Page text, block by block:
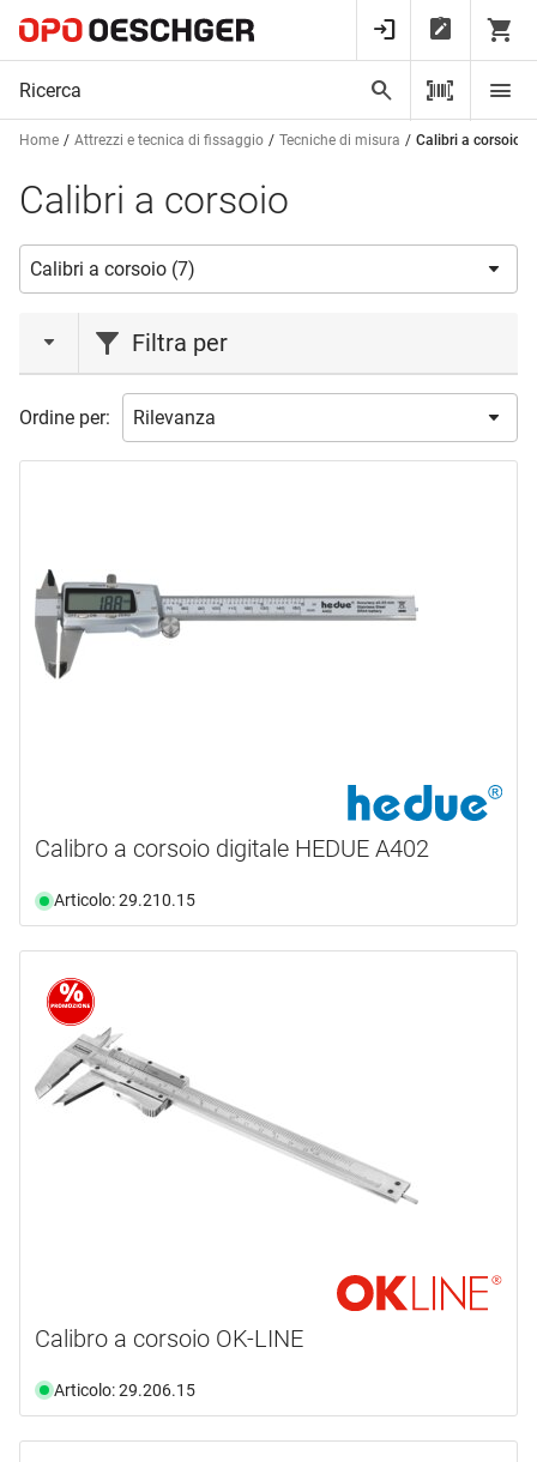
Home Attrezzi e tecnica di fissaggio Tecniche di misura Calibri a corsoio
Calibri a corsoio
Filtra per
Azione (1)
DIALMAX (1)
HEDUE (1)
Accessori (1)
Dime (7)
materiale
acciaio inox
acciaio speciale
poliammide (1)
larghezza
35.0 mm (2)
disponibilità
disponibile da magazzino (7)
Ordine per:
Calibro a corsoio digitale HEDUE A402
Articolo: 29.210.15
Calibro a corsoio OK-LINE
Articolo: 29.206.15